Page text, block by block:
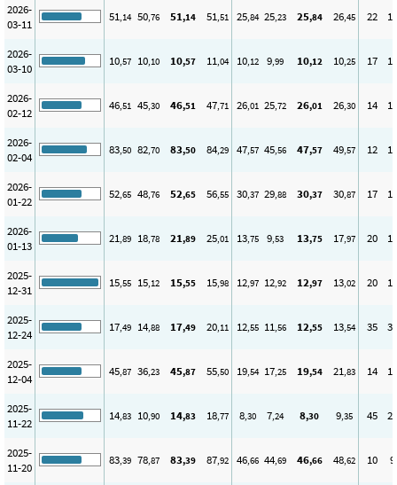
2026-
03-11
51,14 50,76 51,14 51,51 25,84 25,23 25,84 26,45 22 17
2026-
03-10
10,57 10,10 10,57 11,04 10,12 9,99 10,12 10,25 17 17
2026-
02-12
46,51 45,30 46,51 47,71 26,01 25,72 26,01 26,30 14 14
2026-
02-04
83,50 82,70 83,50 84,29 47,57 45,56 47,57 49,57 12 12
2026-
01-22
52,65 48,76 52,65 56,55 30,37 29,88 30,37 30,87 17 16
2026-
01-13
21,89 18,78 21,89 25,01 13,75 9,53 13,75 17,97 20 17
2025-
12-31
15,55 15,12 15,55 15,98 12,97 12,92 12,97 13,02 20 15
2025-
12-24
17,49 14,88 17,49 20,11 12,55 11,56 12,55 13,54 35 34
2025-
12-04
45,87 36,23 45,87 55,50 19,54 17,25 19,54 21,83 14 13
2025-
11-22
14,83 10,90 14,83 18,77 8,30 7,24 8,30 9,35 45 27
2025-
11-20
83,39 78,87 83,39 87,92 46,66 44,69 46,66 48,62 10 9